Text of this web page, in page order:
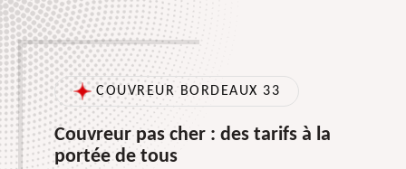
COUVREUR BORDEAUX 33
Couvreur pas cher : des tarifs à la
portée de tous